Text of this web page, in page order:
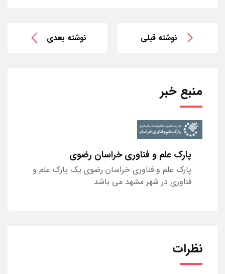
نوشته قبلی نوشته بعدی
منبع خبر
پارک علم و فناوری خراسان رضوی
پارک علم و فناوری خراسان رضوی یک پارک علم و
فناوری در شهر مشهد می باشد
نظرات